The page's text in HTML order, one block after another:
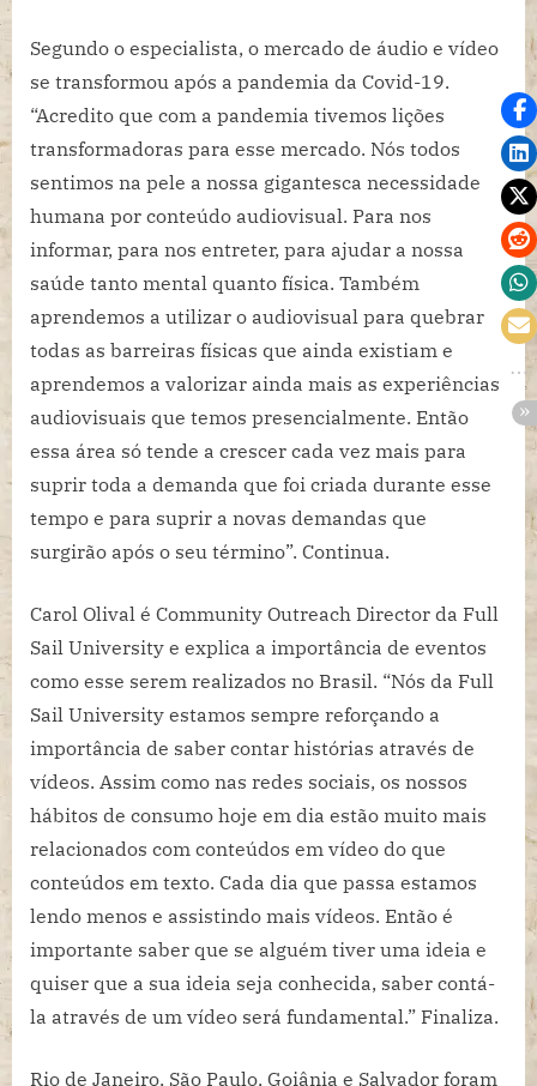
Segundo o especialista, o mercado de áudio e vídeo
se transformou após a pandemia da Covid-19.
“Acredito que com a pandemia tivemos lições
transformadoras para esse mercado. Nós todos
sentimos na pele a nossa gigantesca necessidade
humana por conteúdo audiovisual. Para nos
informar, para nos entreter, para ajudar a nossa
saúde tanto mental quanto física. Também
aprendemos a utilizar o audiovisual para quebrar
todas as barreiras físicas que ainda existiam e
aprendemos a valorizar ainda mais as experiências
audiovisuais que temos presencialmente. Então
essa área só tende a crescer cada vez mais para
suprir toda a demanda que foi criada durante esse
tempo e para suprir a novas demandas que
surgirão após o seu término”. Continua.
Carol Olival é Community Outreach Director da Full
Sail University e explica a importância de eventos
como esse serem realizados no Brasil. “Nós da Full
Sail University estamos sempre reforçando a
importância de saber contar histórias através de
vídeos. Assim como nas redes sociais, os nossos
hábitos de consumo hoje em dia estão muito mais
relacionados com conteúdos em vídeo do que
conteúdos em texto. Cada dia que passa estamos
lendo menos e assistindo mais vídeos. Então é
importante saber que se alguém tiver uma ideia e
quiser que a sua ideia seja conhecida, saber contá-
la através de um vídeo será fundamental.” Finaliza.
Rio de Janeiro, São Paulo, Goiânia e Salvador foram